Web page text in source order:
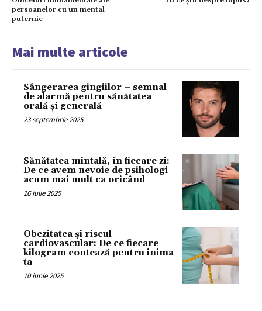
persoanelor cu un mental
puternic
Mai multe articole
Sângerarea gingiilor – semnal
de alarmă pentru sănătatea
orală și generală
23 septembrie 2025
Sănătatea mintală, în fiecare zi:
De ce avem nevoie de psihologi
acum mai mult ca oricând
16 iulie 2025
Obezitatea și riscul
cardiovascular: De ce fiecare
kilogram contează pentru inima
ta
10 iunie 2025